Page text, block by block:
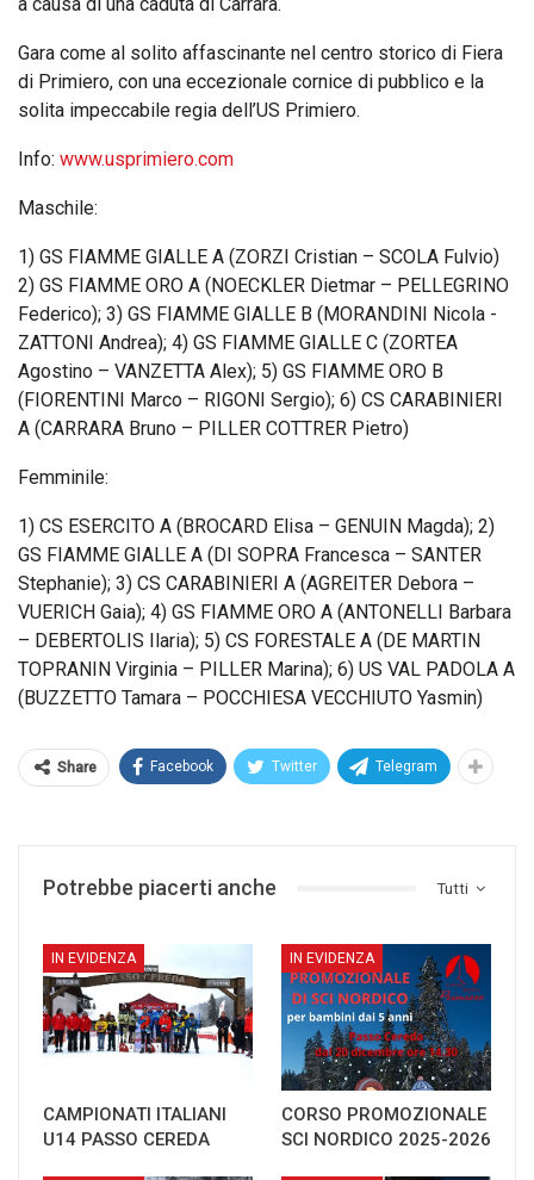
Gara come al solito affascinante nel centro storico di Fiera
di Primiero, con una eccezionale cornice di pubblico e la
solita impeccabile regia dell’US Primiero.
Info: www.usprimiero.com
Maschile:
1) GS FIAMME GIALLE A (ZORZI Cristian – SCOLA Fulvio)
2) GS FIAMME ORO A (NOECKLER Dietmar – PELLEGRINO
Federico); 3) GS FIAMME GIALLE B (MORANDINI Nicola -
ZATTONI Andrea); 4) GS FIAMME GIALLE C (ZORTEA
Agostino – VANZETTA Alex); 5) GS FIAMME ORO B
(FIORENTINI Marco – RIGONI Sergio); 6) CS CARABINIERI
A (CARRARA Bruno – PILLER COTTRER Pietro)
Femminile:
1) CS ESERCITO A (BROCARD Elisa – GENUIN Magda); 2)
GS FIAMME GIALLE A (DI SOPRA Francesca – SANTER
Stephanie); 3) CS CARABINIERI A (AGREITER Debora –
VUERICH Gaia); 4) GS FIAMME ORO A (ANTONELLI Barbara
– DEBERTOLIS Ilaria); 5) CS FORESTALE A (DE MARTIN
TOPRANIN Virginia – PILLER Marina); 6) US VAL PADOLA A
(BUZZETTO Tamara – POCCHIESA VECCHIUTO Yasmin)
Share Facebook Twitter Telegram
Tutti
Potrebbe piacerti anche
IN EVIDENZA
CAMPIONATI ITALIANI
U14 PASSO CEREDA
IN EVIDENZA
CORSO PROMOZIONALE
SCI NORDICO 2025-2026